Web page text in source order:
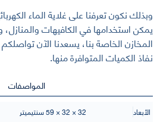
وبذلك نكون تعرفنا على غلاية الماء
يمكن استخدامها في الكافيهات والمنازل،
المخازن الخاصة بنا، يسعدنا الآن
نفاذ الكميات المتوافرة منها.
المواصفات
الأبعاد 32 × 32 × 59 سنتيميتر